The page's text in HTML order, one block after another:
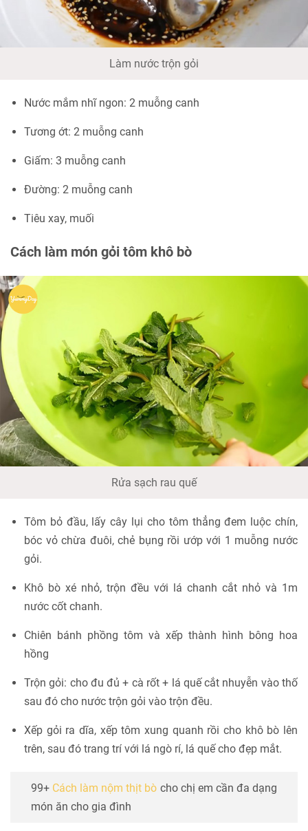
Làm nước trộn gỏi
Nước mắm nhĩ ngon: 2 muỗng canh
Tương ớt: 2 muỗng canh
Giấm: 3 muỗng canh
Đường: 2 muỗng canh
Tiêu xay, muối
Cách làm món gỏi tôm khô bò
Rửa sạch rau quế
Tôm bỏ đầu, lấy cây lụi cho tôm thẳng đem luộc chín,
bóc vỏ chừa đuôi, chẻ bụng rồi ướp với 1 muỗng nước
gỏi.
Khô bò xé nhỏ, trộn đều với lá chanh cắt nhỏ và 1m
nước cốt chanh.
Chiên bánh phồng tôm và xếp thành hình bông hoa
hồng
Trộn gỏi: cho đu đủ + cà rốt + lá quế cắt nhuyễn vào thố
sau đó cho nước trộn gỏi vào trộn đều.
Xếp gỏi ra dĩa, xếp tôm xung quanh rồi cho khô bò lên
trên, sau đó trang trí với lá ngò rí, lá quế cho đẹp mắt.
99+ Cách làm nộm thịt bò cho chị em cần đa dạng
món ăn cho gia đình